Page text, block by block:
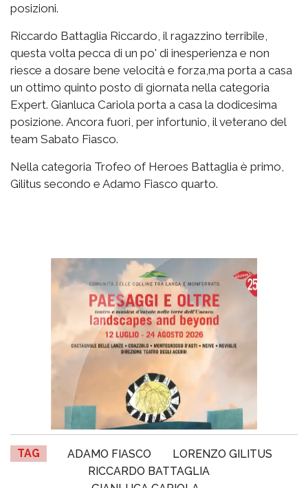
posizioni.
Riccardo Battaglia Riccardo, il ragazzino terribile,
questa volta pecca di un po' di inesperienza e non
riesce a dosare bene velocità e forza,ma porta a casa
un ottimo quinto posto di giornata nella categoria
Expert. Gianluca Cariola porta a casa la dodicesima
posizione. Ancora fuori, per infortunio, il veterano del
team Sabato Fiasco.
Nella categoria Trofeo of Heroes Battaglia è primo,
Gilitus secondo e Adamo Fiasco quarto.
TAG ADAMO FIASCO
LORENZO GILITUS
RICCARDO BATTAGLIA